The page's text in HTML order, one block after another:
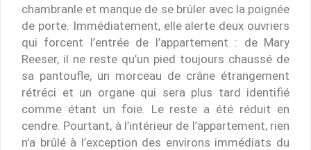
chambranle et manque de se brûler avec la poignée
de porte. Immédiatement, elle alerte deux ouvriers
qui forcent l’entrée de l’appartement : de Mary
Reeser, il ne reste qu’un pied toujours chaussé de
sa pantoufle, un morceau de crâne étrangement
rétréci et un organe qui sera plus tard identifié
comme étant un foie. Le reste a été réduit en
cendre. Pourtant, à l’intérieur de l’appartement, rien
n’a brûlé à l’exception des environs immédiats du